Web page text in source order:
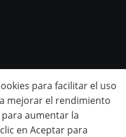
para facilitar el uso
mejorar el rendimiento
aumentar la
en Aceptar para